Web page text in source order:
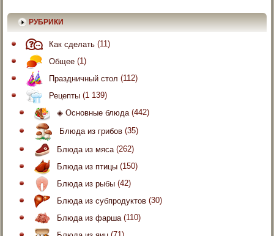
РУБРИКИ
Как сделать (11)
Общее (1)
Праздничный стол (112)
Рецепты (1 139)
◈ Основные блюда (442)
Блюда из грибов (35)
Блюда из мяса (262)
Блюда из птицы (150)
Блюда из рыбы (42)
Блюда из субпродуктов (30)
Блюда из фарша (110)